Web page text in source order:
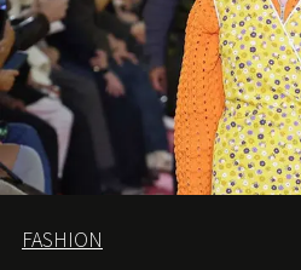
FASHION